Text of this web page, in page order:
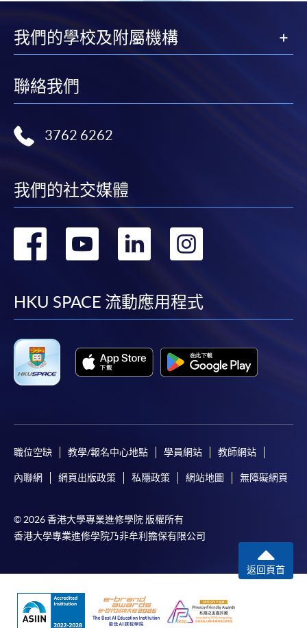
我們的學校及附屬機構
聯絡我們
3762 6262
我們的社交媒體
轉
facebook
轉
youtube
轉
linkedin
轉
HKU SPACE 流動應用程式
職位空缺 教學/報名中心地點 學員網站 教師網站
內聯網 網頁出版政策 私隱政策 網站地圖 無障礙網頁
© 2026 香港大學專業進修學院 版權所有
香港大學專業進修學院乃非牟利擔保有限公司
返回頁首